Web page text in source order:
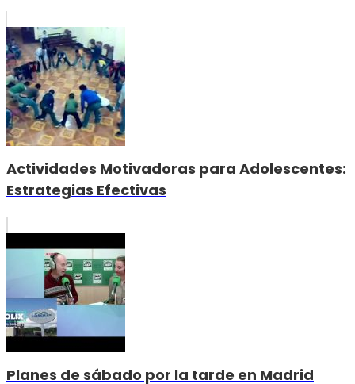
Actividades Motivadoras para Adolescentes:
Estrategias Efectivas
Planes de sábado por la tarde en Madrid